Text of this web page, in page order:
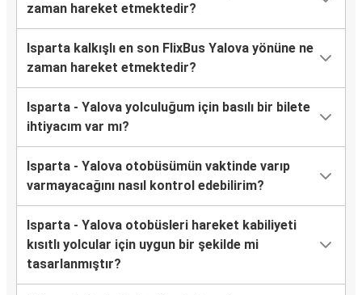
zaman hareket etmektedir?
Isparta kalkışlı en son FlixBus Yalova yönüne ne
zaman hareket etmektedir?
Isparta - Yalova yolculuğum için basılı bir bilete
ihtiyacım var mı?
Isparta - Yalova otobüsümün vaktinde varıp
varmayacağını nasıl kontrol edebilirim?
Isparta - Yalova otobüsleri hareket kabiliyeti
kısıtlı yolcular için uygun bir şekilde mi
tasarlanmıştır?